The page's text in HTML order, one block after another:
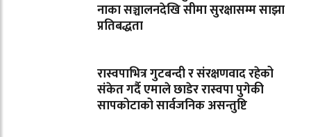
नाका सञ्चालनदेखि सीमा सुरक्षासम्म साझा
प्रतिबद्धता
रास्वपाभित्र गुटबन्दी र संरक्षणवाद रहेको
संकेत गर्दै एमाले छाडेर रास्वपा पुगेकी
सापकोटाको सार्वजनिक असन्तुष्टि